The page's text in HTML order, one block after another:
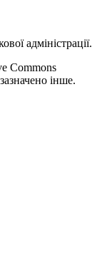
адміністрації.
Commons
інше.